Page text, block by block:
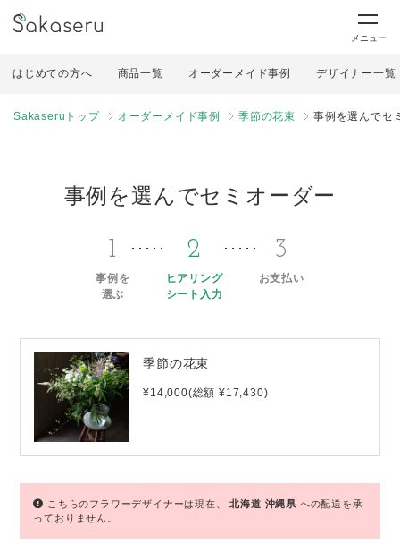
メニュー
はじめての方へ 商品一覧 オーダーメイド事例 デザイナー一覧
Sakaseruトップ オーダーメイド事例 季節の花束 事例を選んでセ
事例を選んでセミオーダー
1
事例を
選ぶ
2
ヒアリング
シート入力
3
お支払い
季節の花束
¥14,000(総額 ¥17,430)
こちらのフラワーデザイナーは現在、北海道 沖縄県 への配送を承
っておりません。